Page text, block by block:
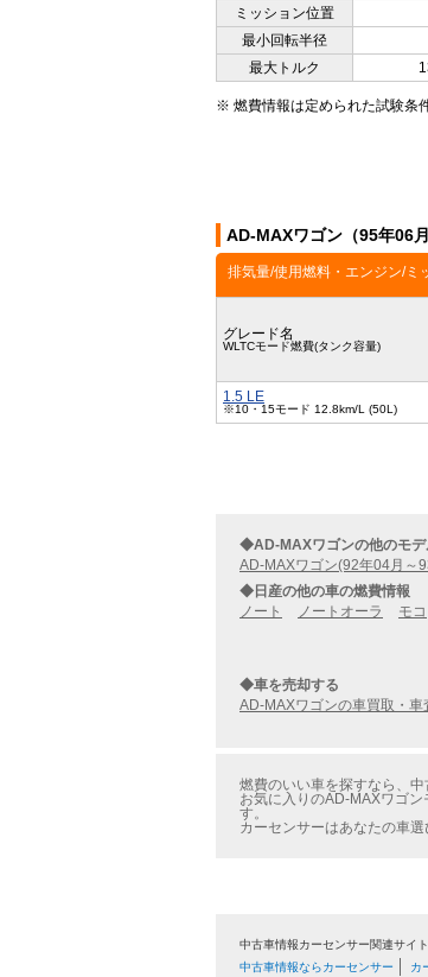
ミッション位置
最小回転半径
最大トルク
※ 燃費情報は定められた試験条
AD-MAXワゴン（95年06
排気量/使用燃料・エンジン/ミ
グレード名
WLTCモード燃費(タンク容量)
1.5 LE
※10・15モード 12.8km/L (50L)
◆AD-MAXワゴンの他のモデ
AD-MAXワゴン(92年04月～
◆日産の他の車の燃費情報
ノート
ノートオーラ モコ
◆車を売却する
AD-MAXワゴンの車買取・車
燃費のいい車を探すなら、
お気に入りのAD-MAXワゴ
す。
カーセンサーはあなたの車選
中古車情報カーセンサー関連サイト
中古車情報ならカーセンサー
カ